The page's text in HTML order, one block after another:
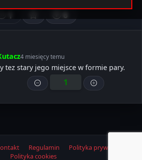
Wyloguj
1 6
4 miesięcy temu
tez stary jego miejsce w formie pary.
1
Regulamin
Polityka prywatności
Polityka cookies